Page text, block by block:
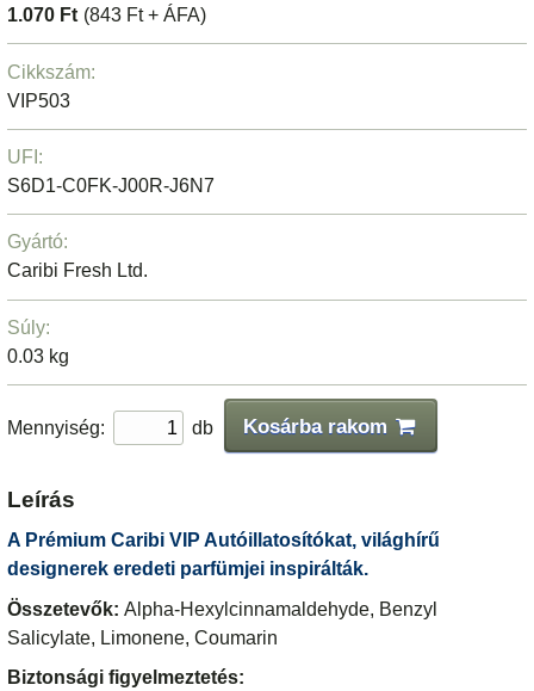
1.070 Ft (843 Ft + ÁFA)
Cikkszám:
VIP503
UFI:
S6D1-C0FK-J00R-J6N7
Gyártó:
Caribi Fresh Ltd.
Súly:
0.03 kg
Mennyiség: db Kosárba rakom
Leírás
A Prémium Caribi VIP Autóillatosítókat, világhírű
designerek eredeti parfümjei inspirálták.
Összetevők:Alpha-Hexylcinnamaldehyde, Benzyl
Salicylate, Limonene, Coumarin
Biztonsági figyelmeztetés: